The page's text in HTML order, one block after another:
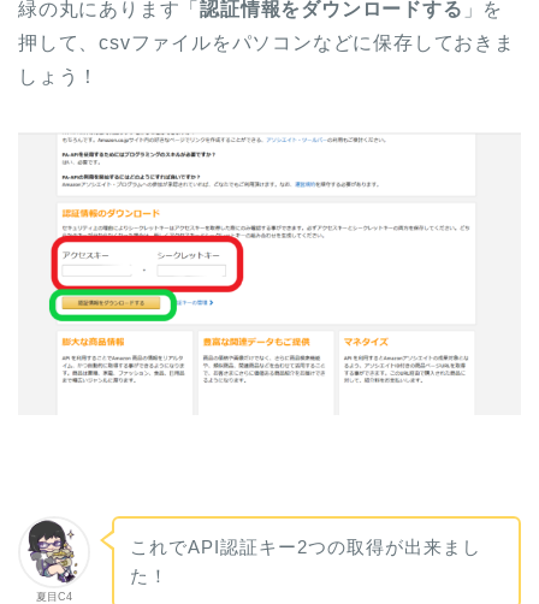
緑の丸にあります「認証情報をダウンロードする 」を
押して、csvファイルをパソコンなどに保存しておきま
しょう！
夏目C4
これでAPI認証キー2つの取得が出来まし
た！